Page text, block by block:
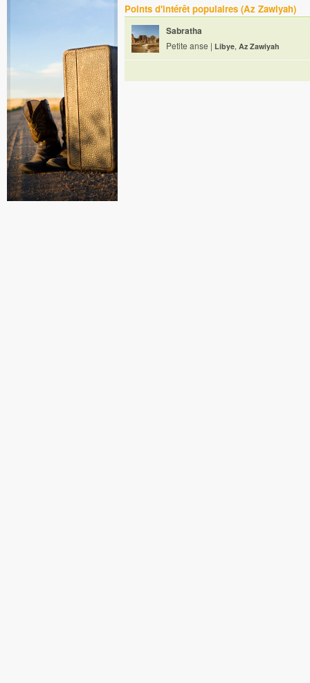
Points d'intérêt populaires (Az Zawiyah)
Sabratha
Petite anse | Libye, Az Zawiyah